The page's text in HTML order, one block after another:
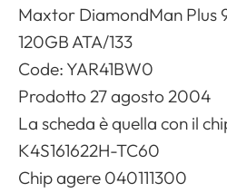
Maxtor DiamondMan Plus
120GB ATA/133
Code: YAR41BW0
Prodotto 27 agosto 2004
La scheda è quella con il
K4S161622H-TC60
Chip agere 040111300